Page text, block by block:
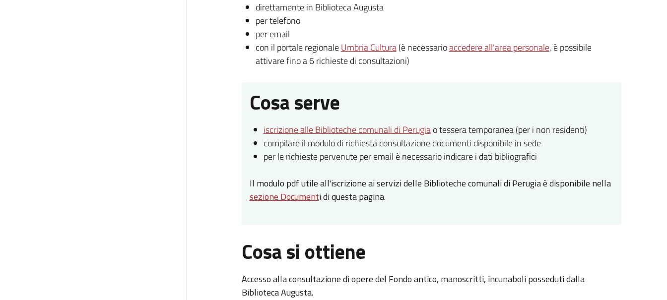
direttamente in Biblioteca Augusta
per telefono
per email
con il portale regionaleUmbria Cultura(è necessarioaccedere all'area personale, è possibile
attivare fino a 6 richieste di consultazioni)
Cosa serve
iscrizione alle Biblioteche comunali di Perugiao tessera temporanea (per i non residenti)
compilare il modulo di richiesta consultazione documenti disponibile in sede
per le richieste pervenute per email è necessario indicare i dati bibliografici
Il modulo pdf utile all'iscrizione ai servizi delle Biblioteche comunali di Perugia è disponibile nella
sezione Documenti di questa pagina.
Cosa si ottiene
Accesso alla consultazione di opere del Fondo antico, manoscritti, incunaboli posseduti dalla
Biblioteca Augusta.